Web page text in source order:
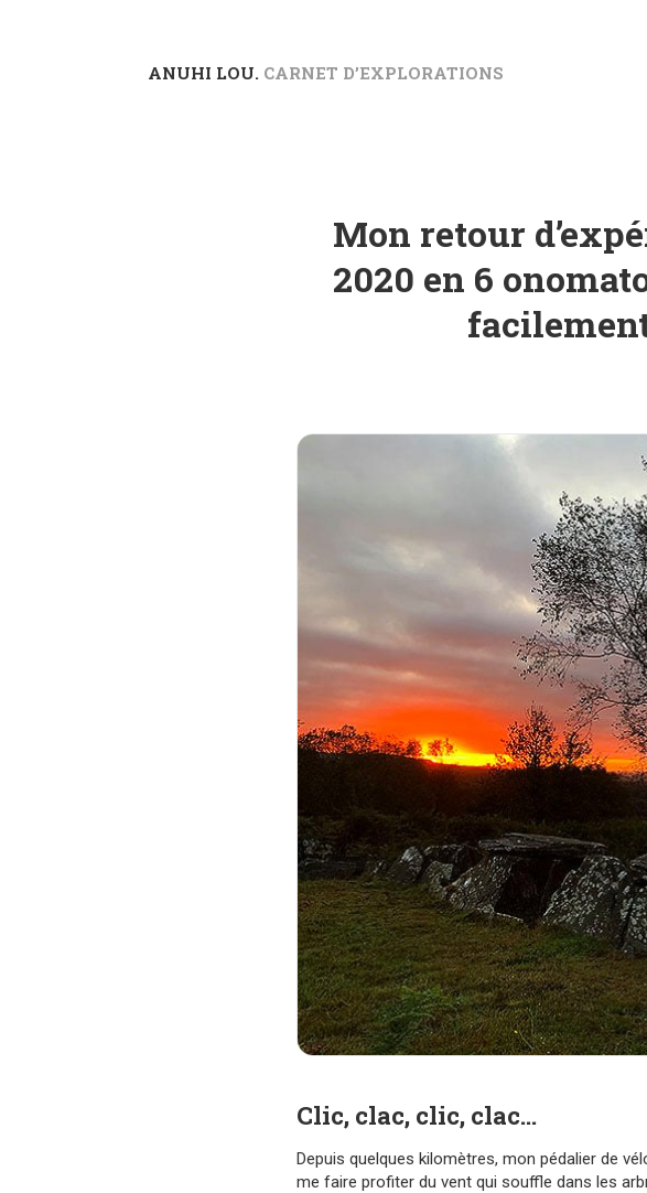
ANUHI LOU. CARNET D’EXPLORATIONS
Mon retour
2020 en 6
Clic, clac, clic, clac…
Depuis quelques kilomètres, mon pédalier de
me faire profiter du vent qui souffle dans les